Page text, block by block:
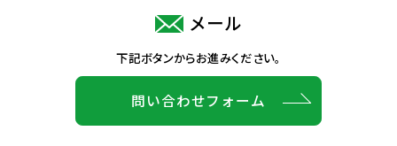
メール
下記ボタンからお進みください。
問い合わせフォーム